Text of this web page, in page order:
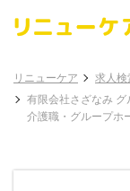
リニューケア 求人検
有限会社さざなみ グ
介護職・グループホ